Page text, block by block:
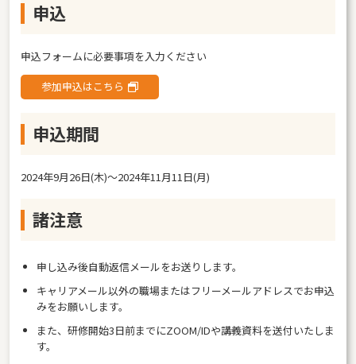
申込
申込フォームに必要事項を入力ください
参加申込はこちら
申込期間
2024年9月26日(木)〜2024年11月11日(月)
諸注意
申し込み後自動返信メールをお送りします。
キャリアメール以外の職場またはフリーメールアドレスでお申込
みをお願いします。
また、研修開始3日前までにZOOM/IDや講義資料を送付いたしま
す。